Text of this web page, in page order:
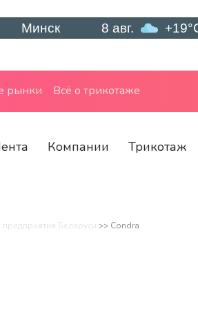
8 авг. +19°C
рынки Всё о трикотаже
Компании Трикотаж
Беларуси >> Condra